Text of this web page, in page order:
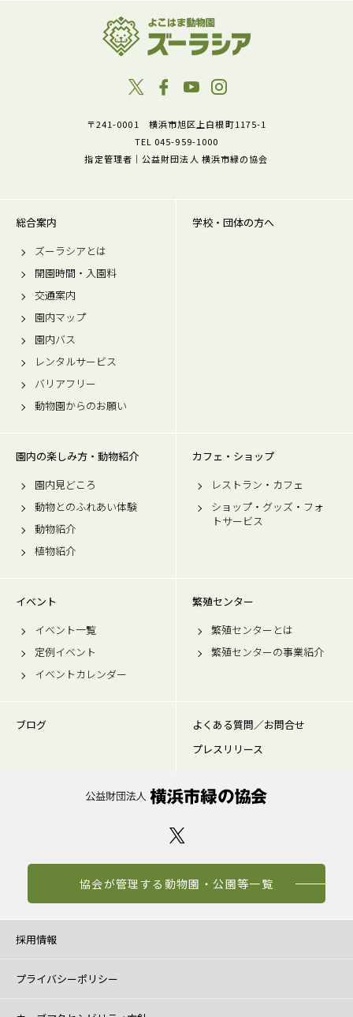
〒241-0001 横浜市旭区上白根町1175-1
TEL 045-959-1000
指定管理者｜公益財団法人 横浜市緑の協会
総合案内
ズーラシアとは
開園時間・入園料
交通案内
園内マップ
園内バス
レンタルサービス
バリアフリー
動物園からのお願い
学校・団体の方へ
園内の楽しみ方・動物紹介
園内見どころ
動物とのふれあい体験
動物紹介
植物紹介
カフェ・ショップ
レストラン・カフェ
ショップ・グッズ・フォ
トサービス
イベント
イベント一覧
定例イベント
イベントカレンダー
繁殖センター
繁殖センターとは
繁殖センターの事業紹介
ブログ
よくある質問／お問合せ
プレスリリース
協会が管理する動物園・公園等一覧
採用情報
プライバシーポリシー